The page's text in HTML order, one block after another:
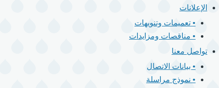
الإعلانات
• تعميمات وتنويهات
• مناقصات ومزايدات
تواصل معنا
• بيانات الاتصال
• نموذج مراسلة